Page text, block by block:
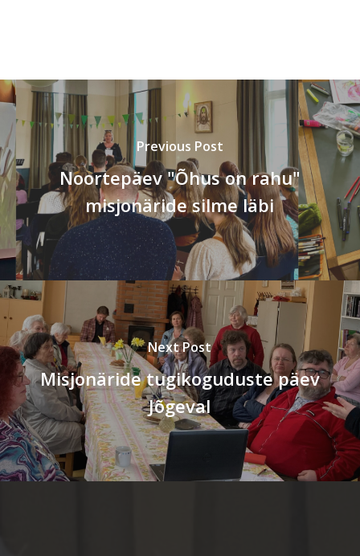
Previous Post
Noortepäev "Õhus on rahu"
misjonäride silme läbi
Next Post
Misjonäride tugikoguduste päev
Jõgeval